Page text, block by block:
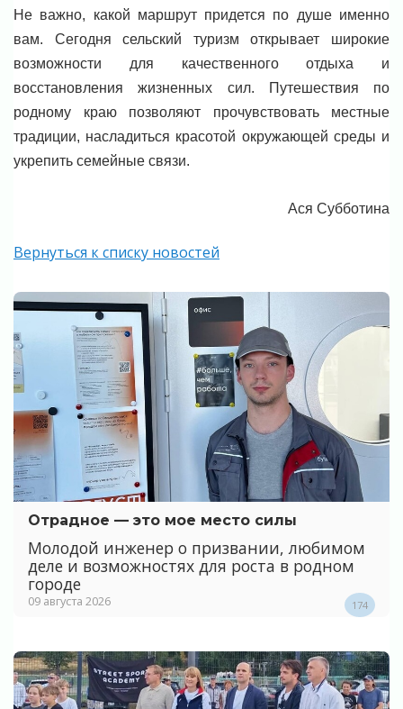
Не важно, какой маршрут придется по душе именно
вам. Сегодня сельский туризм открывает широкие
возможности для качественного отдыха и
восстановления жизненных сил. Путешествия по
родному краю позволяют прочувствовать местные
традиции, насладиться красотой окружающей среды и
укрепить семейные связи.
Ася Субботина
Вернуться к списку новостей
Отрадное — это мое место силы
Молодой инженер о призвании, любимом
деле и возможностях для роста в родном
городе
09 августа 2026 174